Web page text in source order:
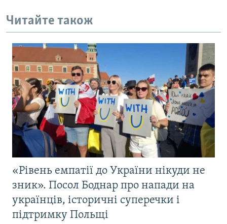
Читайте також
«Рівень емпатії до України нікуди не
зник». Посол Боднар про напади на
українців, історичні суперечки і
підтримку Польщі